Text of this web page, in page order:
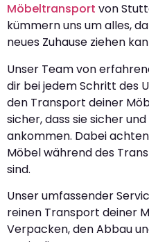
Möbeltransport von
kümmern uns um alles,
neues Zuhause ziehen
Unser Team von
dir bei jedem Schritt des
den Transport deiner
sicher, dass sie sicher
ankommen. Dabei
Möbel während des
sind.
Unser umfassender
reinen Transport deiner
Verpacken, den Abbau